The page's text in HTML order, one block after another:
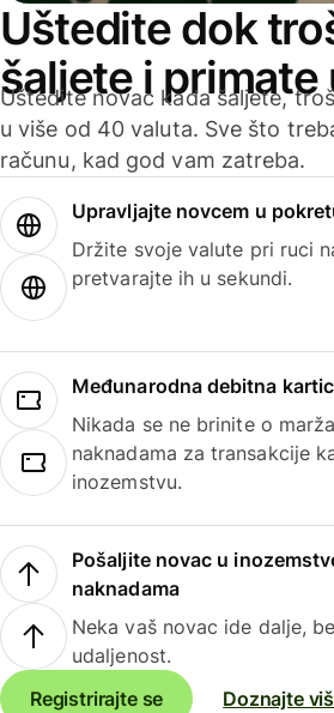
Uštedite dok
šaljete i primate
Uštedite novac kada šaljete,
u više od 40 valuta. Sve što
računu, kad god vam zatreba.
Upravljajte novcem u
Držite svoje valute pri ruci
pretvarajte ih u sekundi.
Međunarodna debitna
Nikada se ne brinite o
naknadama za transakcije
inozemstvu.
Pošaljite novac u
naknadama
Neka vaš novac ide dalje,
udaljenost.
Registrirajte se
Doznajte